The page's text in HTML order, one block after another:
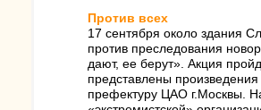
Против всех
17 сентября около здания
против преследования
дают, ее берут». Акция
представлены
префектуру ЦАО г.Москвы.